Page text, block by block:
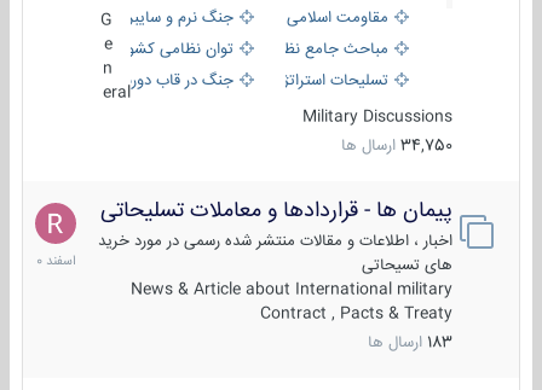
مقاومت اسلامی
جنگ نرم و سایبری
مباحث جامع نظامی
توان نظامی کشورها
تسلیحات استراتژیک
جنگ در قاب دوربین
eral
Military Discussions
34,750 ارسال ها
پیمان ها - قراردادها و معاملات تسلیحاتی
اخبار ، اطلاعات و مقالات منتشر شده رسمی در مورد خرید
های تسیحاتی
News & Article about International military
Contract , Pacts & Treaty
183 ارسال ها
7
اسفند
1400